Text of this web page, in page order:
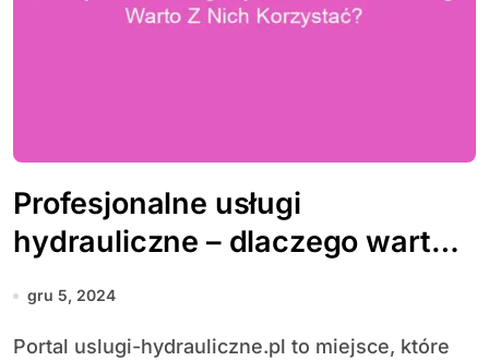
Profesjonalne usługi
hydrauliczne – dlaczego warto z
nich korzystać?
gru 5, 2024
Portal uslugi-hydrauliczne.pl to miejsce, które